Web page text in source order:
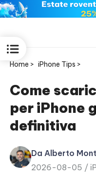
ReiBoot
for iOS
PDNob
PDF
New
Home > iPhone Tips >
Come
per iPhone
definitiva
Da Alberto
2026-08-05 /